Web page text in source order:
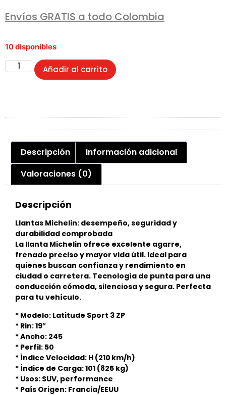
Envíos GRATIS a todo Colombia
10 disponibles
Añadir al carrito
Descripción
Información adicional
Valoraciones (0)
Descripción
Llantas Michelin: desempeño, seguridad y
durabilidad comprobada
La llanta Michelin ofrece excelente agarre,
frenado preciso y mayor vida útil. Ideal para
quienes buscan confianza y rendimiento en
ciudad o carretera. Tecnología de punta para una
conducción cómoda, silenciosa y segura. Perfecta
para tu vehículo.
* Modelo: Latitude Sport 3 ZP
* Rin: 19″
* Ancho: 245
* Perfil: 50
* Índice Velocidad: H (210 km/h)
* Índice de Carga: 101 (825 kg)
* Usos: SUV, performance
* País Origen: Francia/EEUU